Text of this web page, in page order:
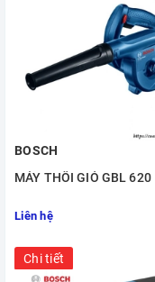
BOSCH
MÁY THỔI GIÓ GBL 620
Liên hệ
Chi tiết